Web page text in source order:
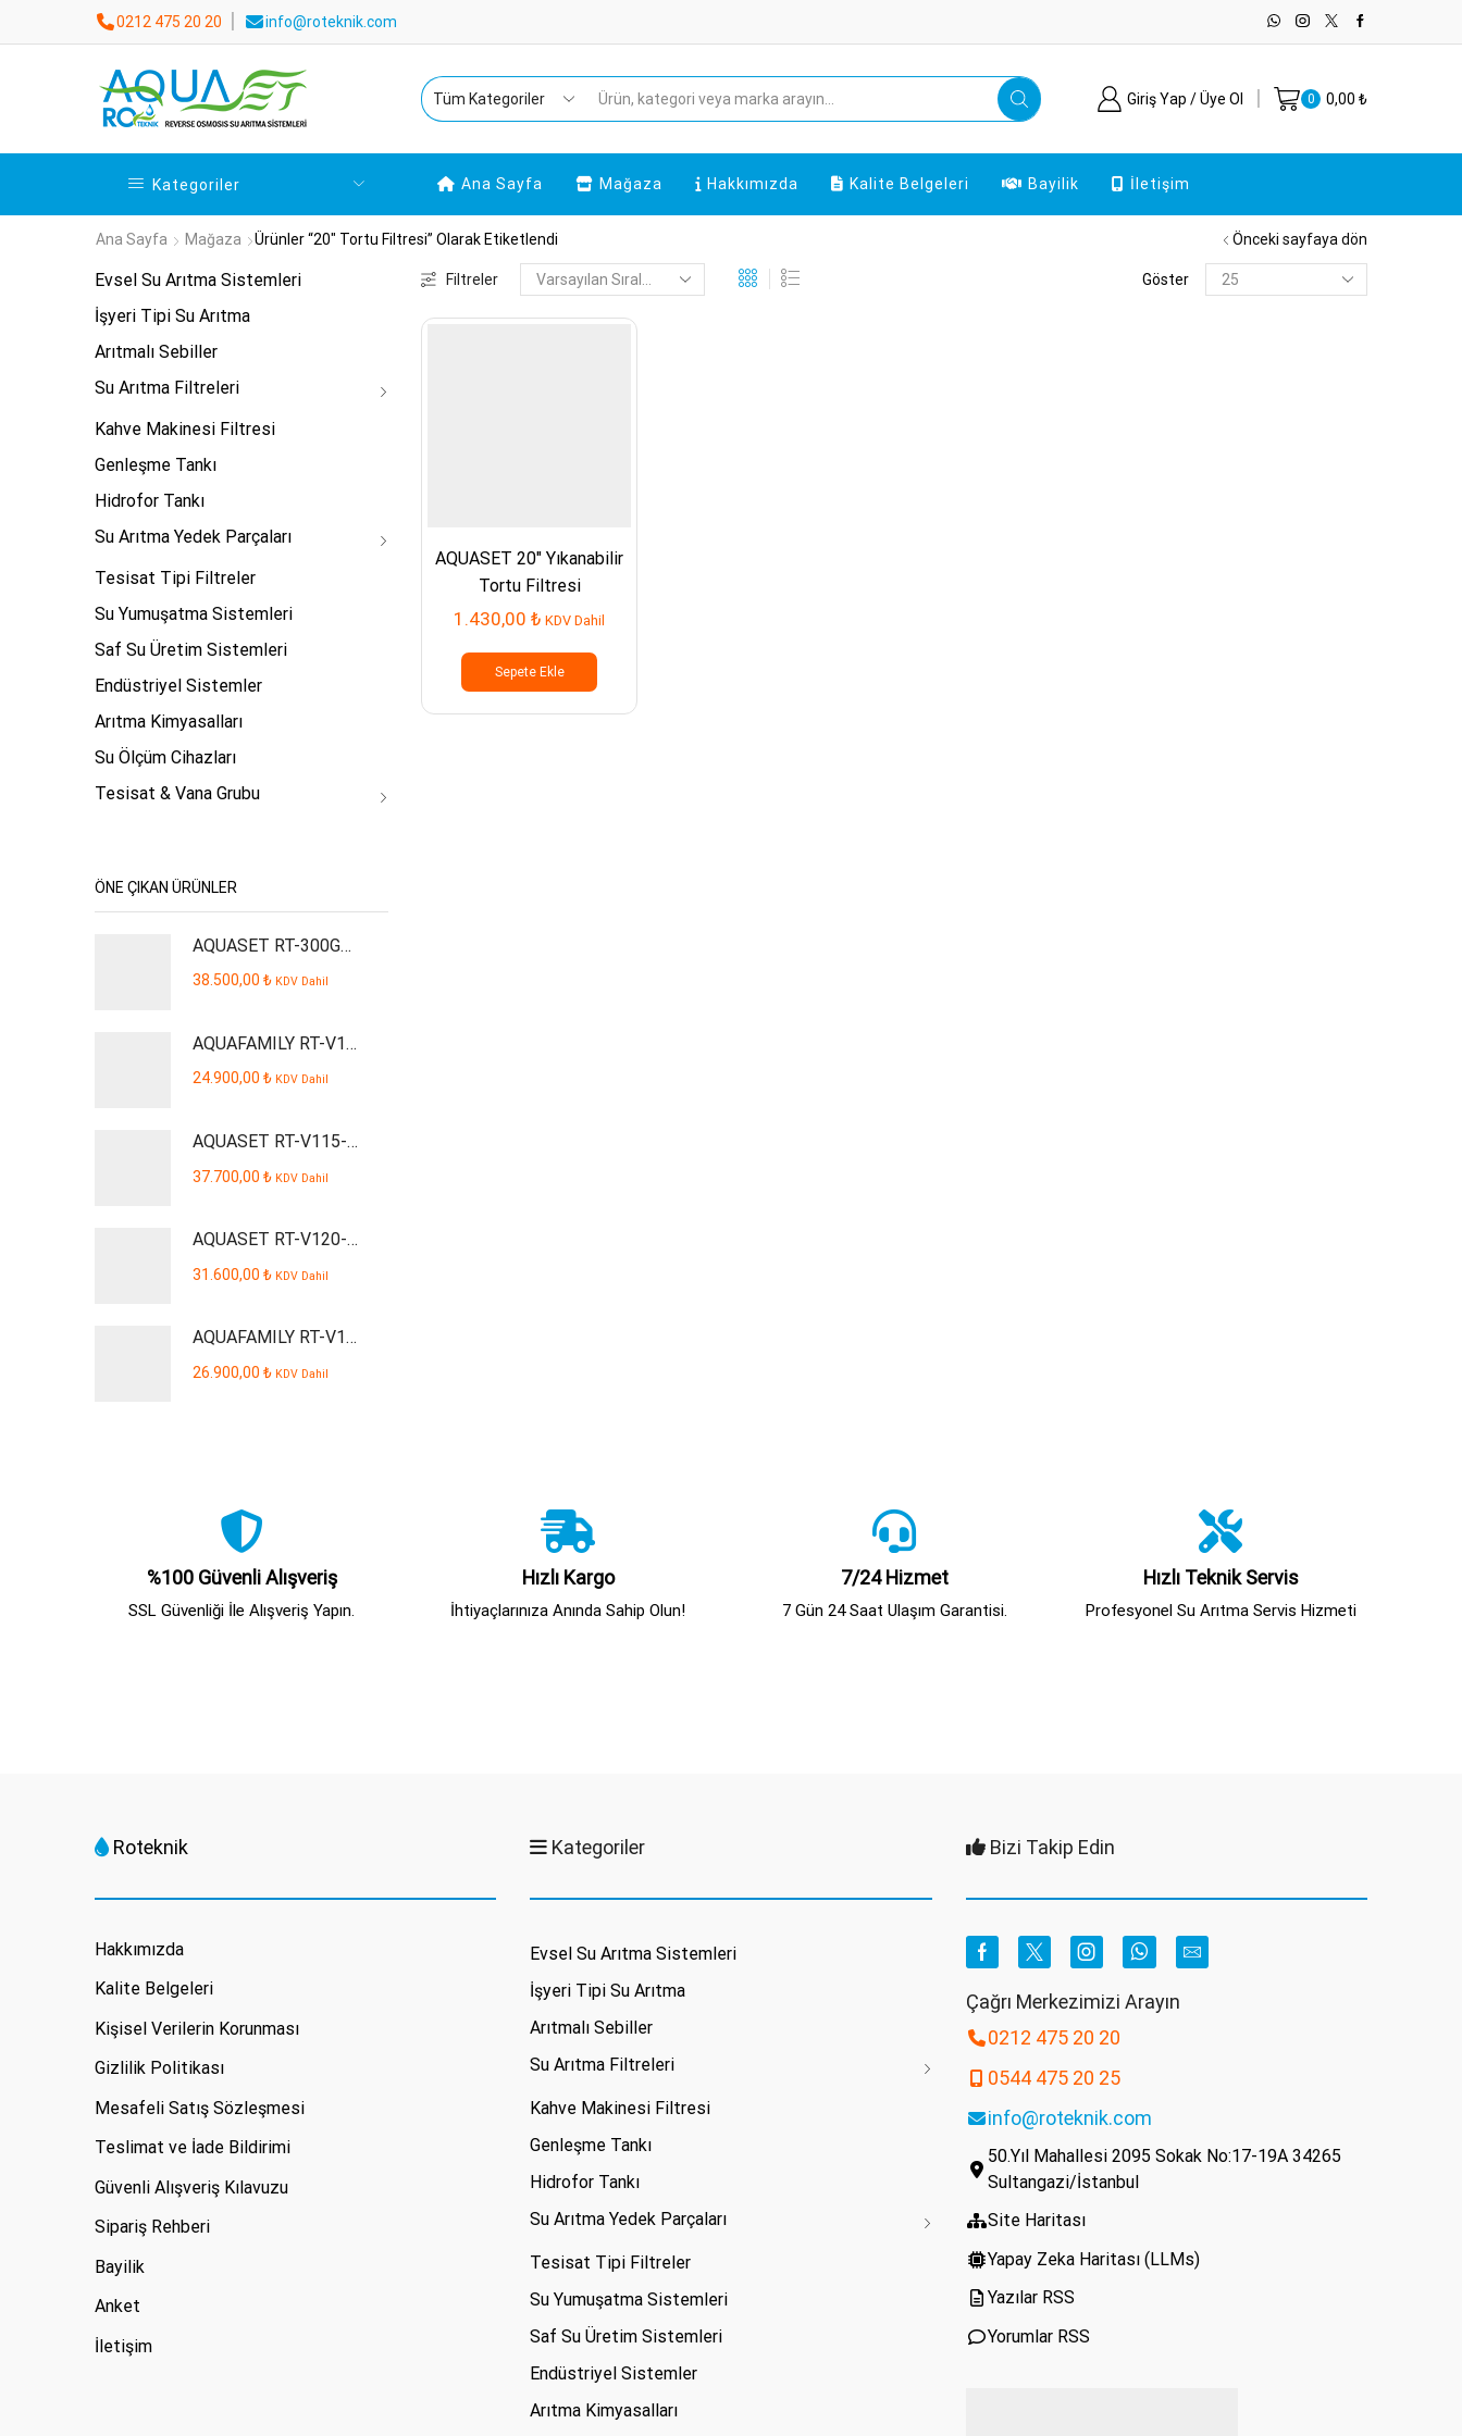
0212 475 20 20 info@roteknik.com
Search
Giriş Yap / Üye Ol 0 0,00 ₺
Kategoriler Ana Sayfa Mağaza Hakkımızda Kalite Belgeleri Bayilik İletişim
Ana Sayfa Mağaza Ürünler “20" Tortu Filtresi” Olarak Etiketlendi Önceki sayfaya dön
Filtreler Göster
Products
per
AQUASET 20″ Yıkanabilir
Tortu Filtresi
1.430,00 ₺ KDV Dahil
Sepete Ekle
Evsel Su Arıtma Sistemleri
İşyeri Tipi Su Arıtma
Arıtmalı Sebiller
Su Arıtma Filtreleri
Kahve Makinesi Filtresi
Genleşme Tankı
Hidrofor Tankı
Su Arıtma Yedek Parçaları
Tesisat Tipi Filtreler
Su Yumuşatma Sistemleri
Saf Su Üretim Sistemleri
Endüstriyel Sistemler
Arıtma Kimyasalları
Su Ölçüm Cihazları
Tesisat & Vana Grubu
ÖNE ÇIKAN ÜRÜNLER
AQUASET RT-300GPD Plus İşyeri Tipi Su Arıtma Cihazı
38.500,00 ₺ KDV Dahil
AQUAFAMILY RT-V109-P Smart Dijital Kabinli Pompalı Su Arıtma Cihazı
24.900,00 ₺ KDV Dahil
AQUASET RT-V115-P Smart Dijital Kabinli Pompalı Su Arıtma Cihazı
37.700,00 ₺ KDV Dahil
AQUASET RT-V120-P AQUSTA Smart Dijital Kabinli Pompalı Su Arıtma Cihazı
31.600,00 ₺ KDV Dahil
AQUAFAMILY RT-V110-P Smart Dijital Kabinli Pompalı Su Arıtma Cihazı
26.900,00 ₺ KDV Dahil
%100 Güvenli Alışveriş
SSL Güvenliği İle Alışveriş Yapın.
Hızlı Kargo
İhtiyaçlarınıza Anında Sahip Olun!
7/24 Hizmet
7 Gün 24 Saat Ulaşım Garantisi.
Hızlı Teknik Servis
Profesyonel Su Arıtma Servis Hizmeti
Roteknik
Hakkımızda
Kalite Belgeleri
Kişisel Verilerin Korunması
Gizlilik Politikası
Mesafeli Satış Sözleşmesi
Teslimat ve İade Bildirimi
Güvenli Alışveriş Kılavuzu
Sipariş Rehberi
Bayilik
Anket
İletişim
Kategoriler
Evsel Su Arıtma Sistemleri
İşyeri Tipi Su Arıtma
Arıtmalı Sebiller
Su Arıtma Filtreleri
Kahve Makinesi Filtresi
Genleşme Tankı
Hidrofor Tankı
Su Arıtma Yedek Parçaları
Tesisat Tipi Filtreler
Su Yumuşatma Sistemleri
Saf Su Üretim Sistemleri
Endüstriyel Sistemler
Arıtma Kimyasalları
Bizi Takip Edin
FacebookTwitterInstagramWhatsapp
Email
Çağrı Merkezimizi Arayın
0212 475 20 20
0544 475 20 25
info@roteknik.com
50.Yıl Mahallesi 2095 Sokak No:17-19A 34265
Sultangazi/İstanbul
Site Haritası
Yapay Zeka Haritası (LLMs)
Yazılar RSS
Yorumlar RSS